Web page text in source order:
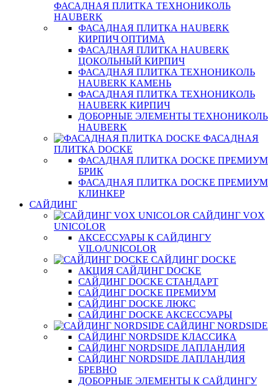
ФАСАДНАЯ ПЛИТКА ТЕХНОНИКОЛЬ
HAUBERK
ФАСАДНАЯ ПЛИТКА HAUBERK
КИРПИЧ ОПТИМА
ФАСАДНАЯ ПЛИТКА HAUBERK
ЦОКОЛЬНЫЙ КИРПИЧ
ФАСАДНАЯ ПЛИТКА ТЕХНОНИКОЛЬ
HAUBERK КАМЕНЬ
ФАСАДНАЯ ПЛИТКА ТЕХНОНИКОЛЬ
HAUBERK КИРПИЧ
ДОБОРНЫЕ ЭЛЕМЕНТЫ ТЕХНОНИКОЛЬ
HAUBERK
ФАСАДНАЯ
ПЛИТКА DOCKE
ФАСАДНАЯ ПЛИТКА DOCKE ПРЕМИУМ
БРИК
ФАСАДНАЯ ПЛИТКА DOCKE ПРЕМИУМ
КЛИНКЕР
САЙДИНГ
САЙДИНГ VOX
UNICOLOR
АКСЕССУАРЫ К САЙДИНГУ
VILO/UNICOLOR
САЙДИНГ DOCKE
АКЦИЯ САЙДИНГ DOCKE
САЙДИНГ DOCKE СТАНДАРТ
САЙДИНГ DOCKE ПРЕМИУМ
САЙДИНГ DOCKE ЛЮКС
САЙДИНГ DOCKE АКСЕССУАРЫ
САЙДИНГ NORDSIDE
САЙДИНГ NORDSIDE КЛАССИКА
САЙДИНГ NORDSIDE ЛАПЛАНДИЯ
САЙДИНГ NORDSIDE ЛАПЛАНДИЯ
БРЕВНО
ДОБОРНЫЕ ЭЛЕМЕНТЫ К САЙДИНГУ